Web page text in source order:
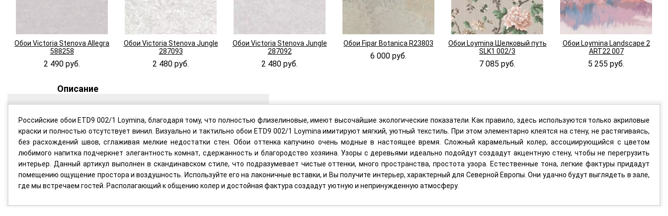
Обои Victoria Stenova Allegra
588258
2 490 руб.
Обои Victoria Stenova Jungle
287093
2 480 руб.
Обои Victoria Stenova Jungle
287092
2 480 руб.
Обои Fipar Botanica R23803
6 000 руб.
Обои Loymina Шелковый путь
SLK1 002/3
7 085 руб.
Обои Loymina Landscape 2
ART22 007
5 255 руб.
Описание
Российские обои ETD9 002/1 Loymina, благодаря тому, что полностью флизелиновые, имеют высочайшие экологические показатели. Как правило, здесь используются только акриловые
краски и полностью отсутствует винил. Визуально и тактильно обои ETD9 002/1 Loymina имитируют мягкий, уютный текстиль. При этом элементарно клеятся на стену, не растягиваясь,
без расхождений швов, сглаживая мелкие недостатки стен. Обои оттенка капучино очень модные в настоящее время. Сложный карамельный колер, ассоциирующийся с цветом
любимого напитка подчеркнет элегантность комнат, сдержанность и благородство хозяина. Узоры с деревьями идеально подойдут создадут акцентную стену, чтобы не перегрузить
интерьер. Данный артикул выполнен в скандинавском стиле, что подразумевает чистые оттенки, много пространства, простота узора. Естественные тона, легкие фактуры придадут
помещению ощущение простора и воздушность. Используйте его на лаконичные вставки, и Вы получите интерьер, характерный для Северной Европы. Они удачно будут выглядеть в зале,
где мы встречаем гостей. Располагающий к общению колер и достойная фактура создадут уютную и непринужденную атмосферу.